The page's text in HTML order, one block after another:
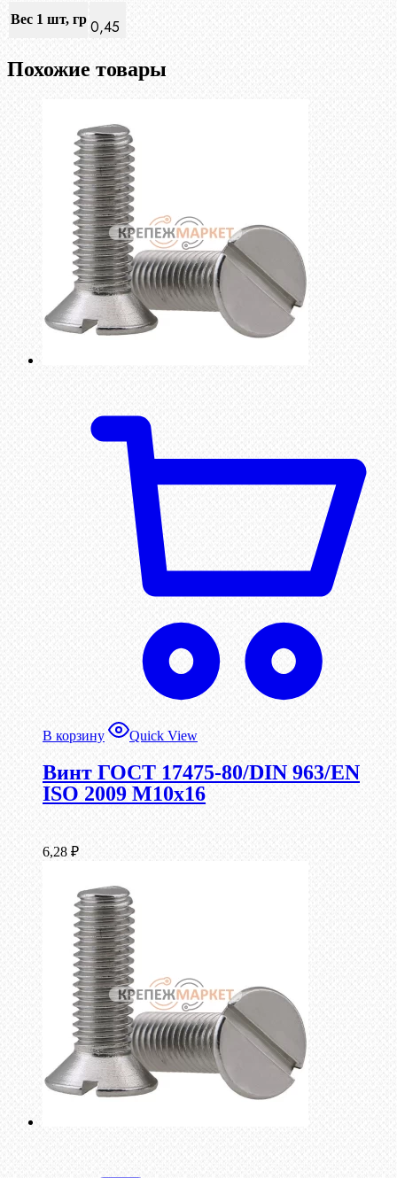
Вес 1 шт, гр 0,45
Похожие товары
В корзину Quick View
Винт ГОСТ 17475-80/DIN 963/EN
ISO 2009 М10х16
6,28 ₽